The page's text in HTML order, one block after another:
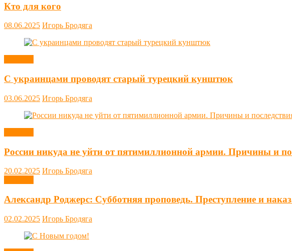
Кто для кого
08.06.2025 Игорь Бродяга
С украинцами проводят старый турецкий кунштюк
03.06.2025 Игорь Бродяга
России никуда не уйти от пятимиллионной армии. Причины и
20.02.2025 Игорь Бродяга
Александр Роджерс: Субботняя проповедь. Преступление и
02.02.2025 Игорь Бродяга